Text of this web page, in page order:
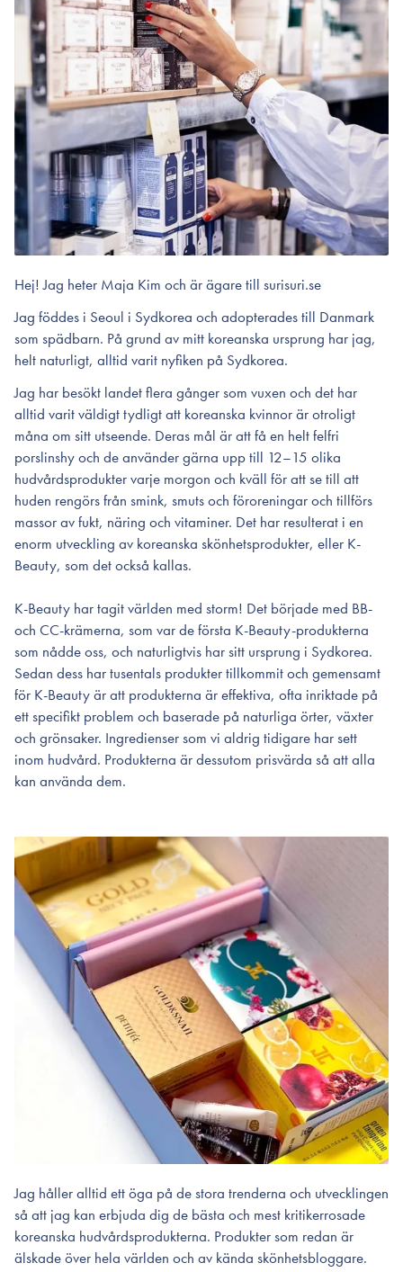
Hej! Jag heter Maja Kim och är ägare till surisuri.se
Jag föddes i Seoul i Sydkorea och adopterades till Danmark
som spädbarn. På grund av mitt koreanska ursprung har jag,
helt naturligt, alltid varit nyfiken på Sydkorea.
Jag har besökt landet flera gånger som vuxen och det har
alltid varit väldigt tydligt att koreanska kvinnor är otroligt
måna om sitt utseende. Deras mål är att få en helt felfri
porslinshy och de använder gärna upp till 12–15 olika
hudvårdsprodukter varje morgon och kväll för att se till att
huden rengörs från smink, smuts och föroreningar och tillförs
massor av fukt, näring och vitaminer. Det har resulterat i en
enorm utveckling av koreanska skönhetsprodukter, eller K-
Beauty, som det också kallas.
K-Beauty har tagit världen med storm! Det började med BB-
och CC-krämerna, som var de första K-Beauty-produkterna
som nådde oss, och naturligtvis har sitt ursprung i Sydkorea.
Sedan dess har tusentals produkter tillkommit och gemensamt
för K-Beauty är att produkterna är effektiva, ofta inriktade på
ett specifikt problem och baserade på naturliga örter, växter
och grönsaker. Ingredienser som vi aldrig tidigare har sett
inom hudvård. Produkterna är dessutom prisvärda så att alla
kan använda dem.
Jag håller alltid ett öga på de stora trenderna och utvecklingen
så att jag kan erbjuda dig de bästa och mest kritikerrosade
koreanska hudvårdsprodukterna. Produkter som redan är
älskade över hela världen och av kända skönhetsbloggare.